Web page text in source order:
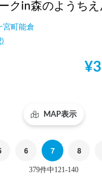
宮町能倉
)
¥
MAP表示
6 7 8
379件中121-140